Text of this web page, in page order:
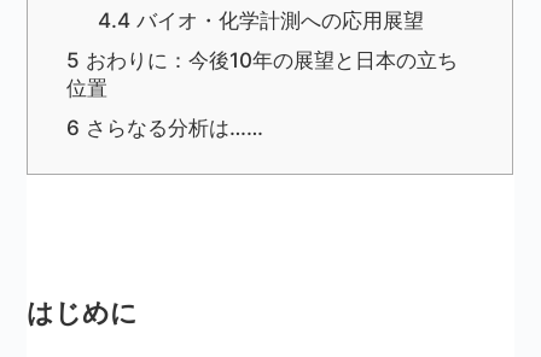
4.4バイオ・化学計測への応用展望
5 おわりに：今後10年の展望と日本の立ち
位置
6 さらなる分析は……
はじめに